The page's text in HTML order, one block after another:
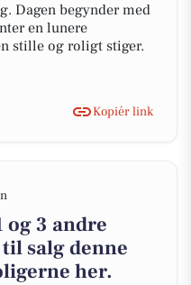
Dagen begynder med
en lunere
stille og roligt stiger.
Kopiér link
og 3 andre
salg denne
her.